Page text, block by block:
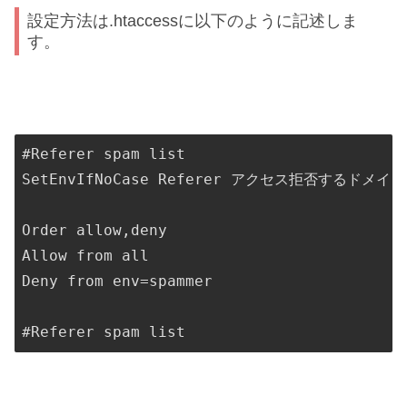
設定方法は.htaccessに以下のように記述しま
す。
#Referer spam list
SetEnvIfNoCase Referer アクセス拒否するドメイ
Order allow,deny
Allow from all
Deny from env=spammer
#Referer spam list